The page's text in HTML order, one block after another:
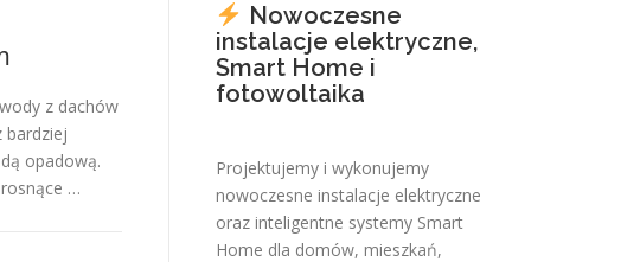
z dachów
bardziej
opadową.
…
Nowoczesne
instalacje elektryczne,
Smart Home i
fotowoltaika
Projektujemy i wykonujemy
nowoczesne instalacje elektryczne
oraz inteligentne systemy Smart
Home dla domów, mieszkań,